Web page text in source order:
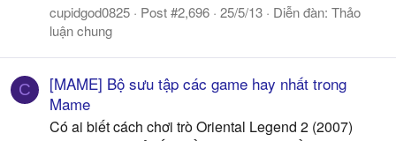
cupidgod0825 Post #2,696 25/5/13 Diễn đàn: Thảo
luận chung
C
[MAME] Bộ sưu tập các game hay nhất trong
Mame
Có ai biết cách chơi trò Oriental Legend 2 (2007)